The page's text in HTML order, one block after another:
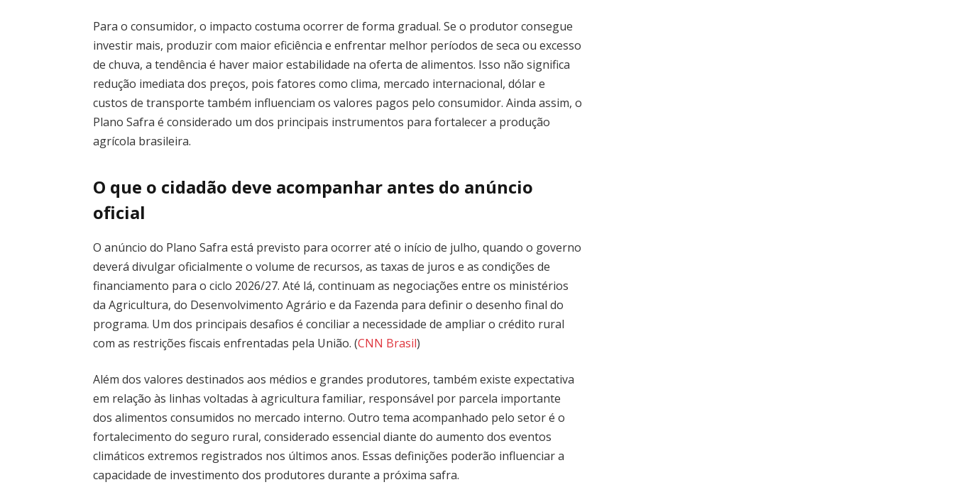
Para o consumidor, o impacto costuma ocorrer de forma gradual. Se o produtor consegue
investir mais, produzir com maior eficiência e enfrentar melhor períodos de seca ou excesso
de chuva, a tendência é haver maior estabilidade na oferta de alimentos. Isso não significa
redução imediata dos preços, pois fatores como clima, mercado internacional, dólar e
custos de transporte também influenciam os valores pagos pelo consumidor. Ainda assim, o
Plano Safra é considerado um dos principais instrumentos para fortalecer a produção
agrícola brasileira.
O que o cidadão deve acompanhar antes do anúncio
oficial
O anúncio do Plano Safra está previsto para ocorrer até o início de julho, quando o governo
deverá divulgar oficialmente o volume de recursos, as taxas de juros e as condições de
financiamento para o ciclo 2026/27. Até lá, continuam as negociações entre os ministérios
da Agricultura, do Desenvolvimento Agrário e da Fazenda para definir o desenho final do
programa. Um dos principais desafios é conciliar a necessidade de ampliar o crédito rural
com as restrições fiscais enfrentadas pela União. (CNN Brasil)
Além dos valores destinados aos médios e grandes produtores, também existe expectativa
em relação às linhas voltadas à agricultura familiar, responsável por parcela importante
dos alimentos consumidos no mercado interno. Outro tema acompanhado pelo setor é o
fortalecimento do seguro rural, considerado essencial diante do aumento dos eventos
climáticos extremos registrados nos últimos anos. Essas definições poderão influenciar a
capacidade de investimento dos produtores durante a próxima safra.